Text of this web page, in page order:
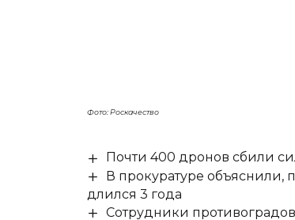
Фото: Роскачество
Почти 400 дронов сбили
В прокуратуре объяснили,
длился 3 года
Сотрудники